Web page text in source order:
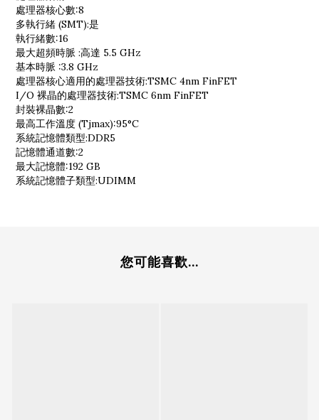
處理器核心數:8
多執行緒 (SMT):是
執行緒數:16
最大超頻時脈 :高達 5.5 GHz
基本時脈 :3.8 GHz
處理器核心適用的處理器技術:TSMC 4nm FinFET
I/O 裸晶的處理器技術:TSMC 6nm FinFET
封裝裸晶數:2
最高工作溫度 (Tjmax):95°C
系統記憶體類型:DDR5
記憶體通道數:2
最大記憶體:192 GB
系統記憶體子類型:UDIMM
您可能喜歡...